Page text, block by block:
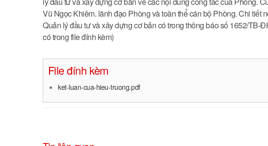
Vũ Ngọc Khiêm. lãnh đạo Phòng và toàn thể cán bộ Phòng. Chi tiết
Quản lý đầu tư và xây dựng cơ bản có trong thông báo số 1652/TB-
có trong file đính kèm)
File đính kèm
ket-luan-cua-hieu-truong.pdf